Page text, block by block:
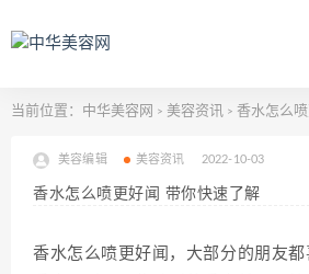
当前位置： 中华美容网 > 美容资讯 > 香水怎么
美容编辑 美容资讯 2022-10-03
香水怎么喷更好闻 带你快速了解
香水怎么喷更好闻，大部分的朋友